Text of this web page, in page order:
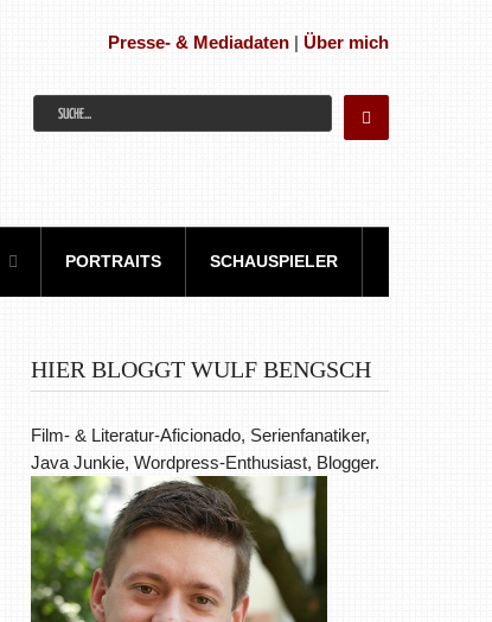
Presse- & Mediadaten | Über mich
PORTRAITS SCHAUSPIELER
HIER BLOGGT WULF BENGSCH
Film- & Literatur-Aficionado, Serienfanatiker,
Java Junkie, Wordpress-Enthusiast, Blogger.